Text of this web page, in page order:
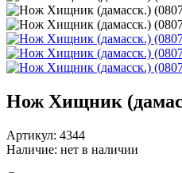
Нож Хищник
Артикул: 4344
Наличие: нет в наличии